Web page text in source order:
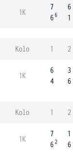
1K
7
66
6
1
Kolo 1 2
1K
6
4
3
6
Kolo 1 2
1K
7
62
1
6